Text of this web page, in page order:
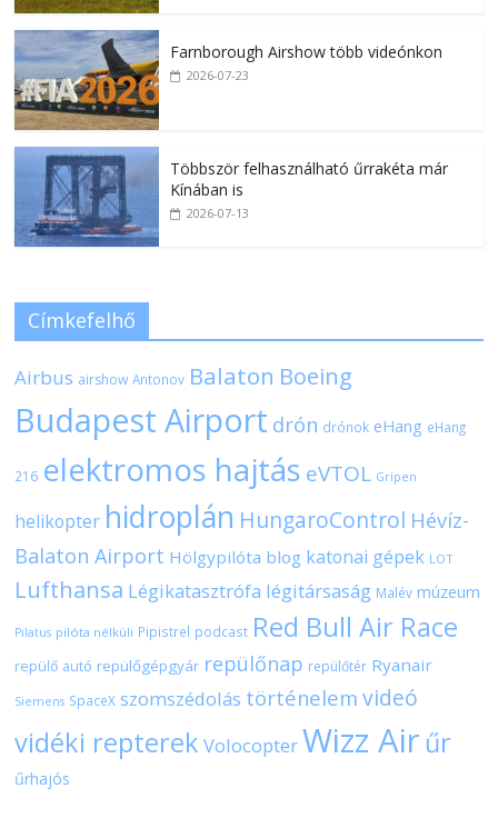
Farnborough Airshow több videónkon
2026-07-23
Többször felhasználható űrrakéta már
Kínában is
2026-07-13
Címkefelhő
Airbus airshow Antonov Balaton Boeing
Budapest Airport drón drónok eHang eHang
216 elektromos hajtás eVTOL Gripen
helikopter hidroplán HungaroControl Hévíz-
Balaton Airport Hölgypilóta blog katonai gépek LOT
Lufthansa Légikatasztrófa légitársaság Malév múzeum
Pilatus pilóta nélküli Pipistrel podcast Red Bull Air Race
repülő autó repülőgépgyár repülőnap repülőtér Ryanair
Siemens SpaceX szomszédolás történelem videó
vidéki repterek VolocopterWizz Air űr
űrhajós